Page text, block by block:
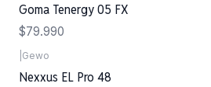
Goma Tenergy 05 FX
$79.990
Gewo
Nexxus EL Pro 48